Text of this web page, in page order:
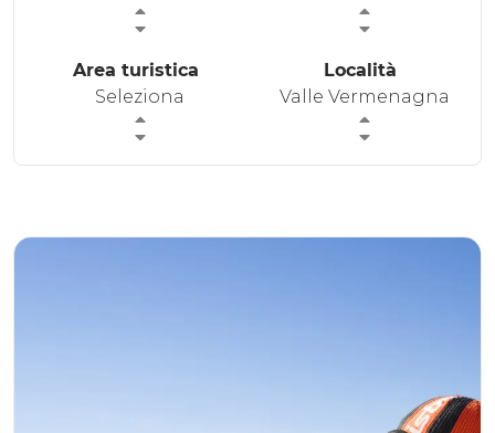
NATURA E BENESSERE
ESPERIENZE
Area turistica
Seleziona
Località
Valle Vermenagna